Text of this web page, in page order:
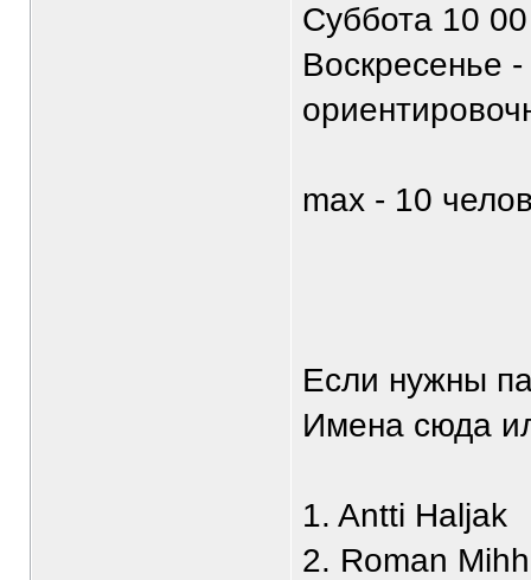
Суббота 10 00
Воскресенье
max - 10
Если нужны
Имена сюда
1. Antti Haljak
2. Roman